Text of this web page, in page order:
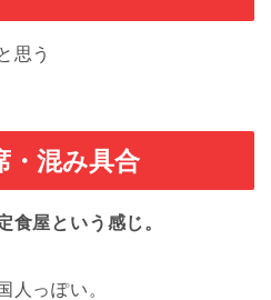
思う
・混み具合
食屋という感じ。
人っぽい。